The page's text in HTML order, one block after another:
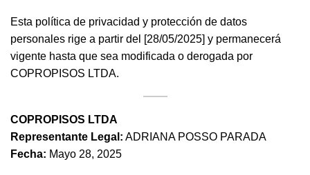
Esta política de privacidad y protección de datos
personales rige a partir del [28/05/2025] y permanecerá
vigente hasta que sea modificada o derogada por
COPROPISOS LTDA.
COPROPISOS LTDA
Representante Legal: ADRIANA POSSO PARADA
Fecha: Mayo 28, 2025